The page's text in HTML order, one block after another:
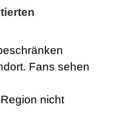
Fans sehen
Region nicht